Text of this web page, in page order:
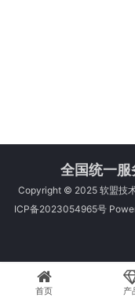
全国统一
Copyright © 2025 软盟技
ICP备2023054965号
首页 产